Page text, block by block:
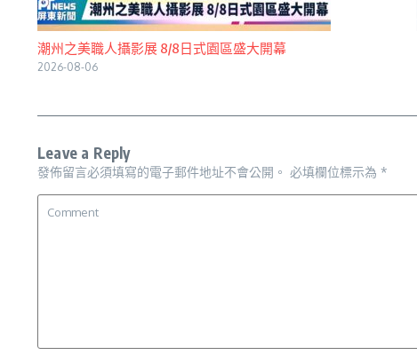
潮州之美職人攝影展 8/8日式園區盛大開幕
2026-08-06
Leave a Reply
發佈留言必須填寫的電子郵件地址不會公開。 必填欄位標示為 *